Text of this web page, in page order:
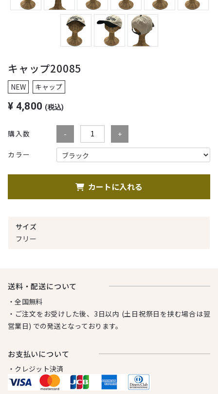
キャップ20085
NEW キャップ
¥ 4,800 (税込)
購入数
カラー
カートに入れる
サイズ
フリー
送料・配送について
・全国無料
・ご注文をお受けした後、3日以内 (土日祝祭日を挟む場合は翌
営業日) での発送となっております。
お⽀払いについて
・クレジット決済